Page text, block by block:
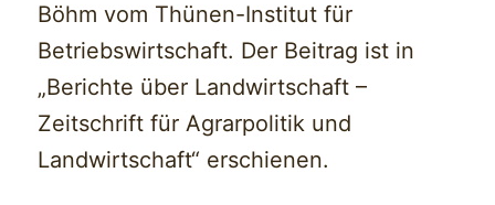
Böhm vom Thünen-Institut für
Betriebswirtschaft. Der Beitrag ist in
„Berichte über Landwirtschaft –
Zeitschrift für Agrarpolitik und
Landwirtschaft“ erschienen.